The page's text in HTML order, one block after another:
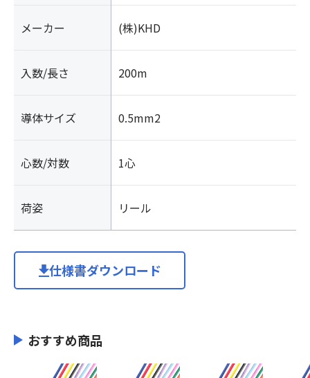
メーカー (株)KHD
入数/長さ 200m
導体サイズ 0.5mm2
心数/対数 1心
荷姿 リール
仕様書ダウンロード
おすすめ商品